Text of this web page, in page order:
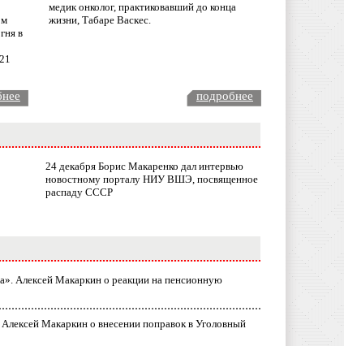
в
медик онколог, практиковавший до конца
жизни, Табаре Васкес.
подробнее
24 декабря Борис Макаренко дал интервью
новостному порталу НИУ ВШЭ, посвященное
распаду СССР
Алексей Макаркин о реакции на пенсионную
Макаркин о внесении поправок в Уголовный